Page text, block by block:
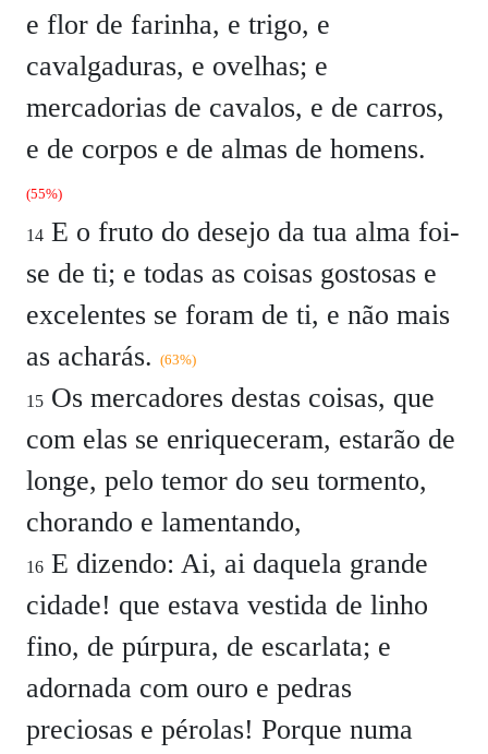
e flor de farinha, e trigo, e
cavalgaduras, e ovelhas; e
mercadorias de cavalos, e de carros,
e de corpos e de almas de homens.
(55%)
14 E o fruto do desejo da tua alma foi-
se de ti; e todas as coisas gostosas e
excelentes se foram de ti, e não mais
as acharás. (63%)
15 Os mercadores destas coisas, que
com elas se enriqueceram, estarão de
longe, pelo temor do seu tormento,
chorando e lamentando,
16 E dizendo: Ai, ai daquela grande
cidade! que estava vestida de linho
fino, de púrpura, de escarlata; e
adornada com ouro e pedras
preciosas e pérolas! Porque numa